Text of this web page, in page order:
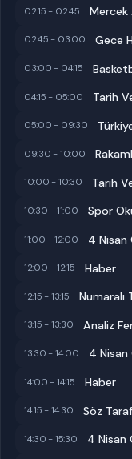
02:15 - 02:45 Mercek
02:45 - 03:00 Gece
03:00 - 04:15
04:15 - 05:00 Tarih
05:00 - 09:30
09:30 - 10:00
10:00 - 10:30 Tarih
10:30 - 11:00 Spor
11:00 - 12:00 4 Nisan
12:00 - 12:15 Haber
12:15 - 13:15 Numaralı
13:15 - 13:30 Analiz
13:30 - 14:00 4 Nisan
14:00 - 14:15 Haber
14:15 - 14:30 Söz
14:30 - 15:30 4 Nisan